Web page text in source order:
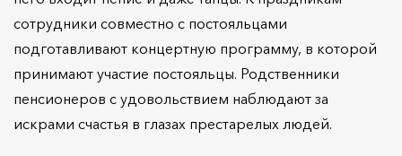
сотрудники совместно с постояльцами
подготавливают концертную программу, в которой
принимают участие постояльцы. Родственники
пенсионеров с удовольствием наблюдают за
искрами счастья в глазах престарелых людей.